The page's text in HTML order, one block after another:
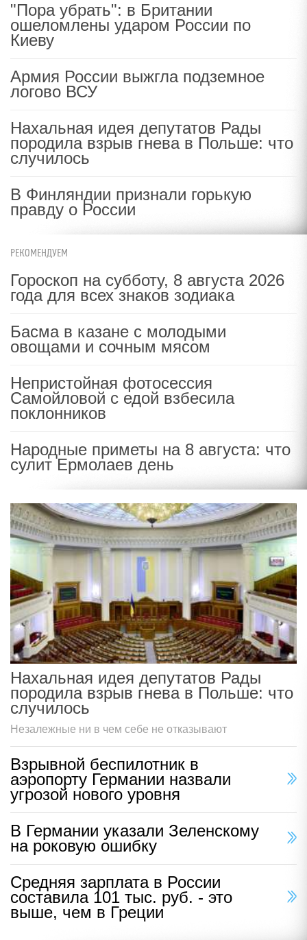
"Пора убрать": в Британии
ошеломлены ударом России по
Киеву
Армия России выжгла подземное
логово ВСУ
Нахальная идея депутатов Рады
породила взрыв гнева в Польше: что
случилось
В Финляндии признали горькую
правду о России
РЕКОМЕНДУЕМ
Гороскоп на субботу, 8 августа 2026
года для всех знаков зодиака
Басма в казане с молодыми
овощами и сочным мясом
Непристойная фотосессия
Самойловой с едой взбесила
поклонников
Народные приметы на 8 августа: что
сулит Ермолаев день
Нахальная идея депутатов Рады
породила взрыв гнева в Польше: что
случилось
Незалежные ни в чем себе не отказывают
Взрывной беспилотник в
аэропорту Германии назвали
угрозой нового уровня
В Германии указали Зеленскому
на роковую ошибку
Средняя зарплата в России
составила 101 тыс. руб. - это
выше, чем в Греции